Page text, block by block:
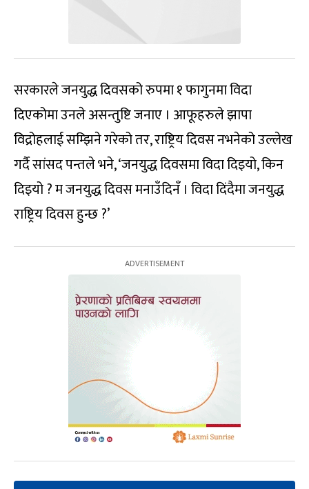
सरकारले जनयुद्ध दिवसको रुपमा १ फागुनमा विदा
दिएकोमा उनले असन्तुष्टि जनाए । आफूहरुले झापा
विद्रोहलाई सम्झिने गरेको तर, राष्ट्रिय दिवस नभनेको उल्लेख
गर्दै सांसद पन्तले भने, ‘जनयुद्ध दिवसमा विदा दिइयो, किन
दिइयो ? म जनयुद्ध दिवस मनाउँदिनँ । विदा दिंदैमा जनयुद्ध
राष्ट्रिय दिवस हुन्छ ?’